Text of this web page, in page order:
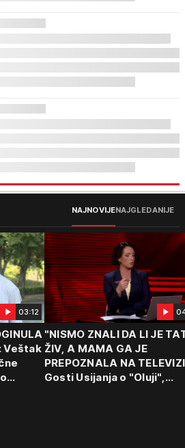
NAJNOVIJENAJGLEDANIJE
03:12
Veštak
"NISMO ZNALI DA LI JE
ŽIV, A MAMA GA JE
PREPOZNALA NA
Gosti Usijanja o "Oluji",